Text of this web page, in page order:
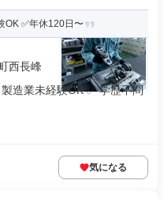
OK ✅年休120日〜
西長峰
造業未経験OK ✅ 学歴不問
気になる